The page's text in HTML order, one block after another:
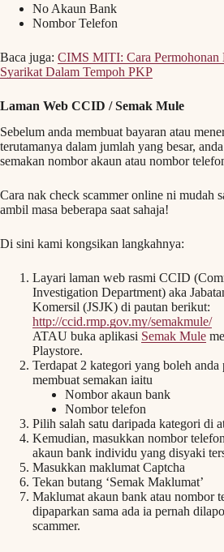
No Akaun Bank
Nombor Telefon
Baca juga: CIMS MITI: Cara Permohonan
Syarikat Dalam Tempoh PKP
Laman Web CCID / Semak Mule
Sebelum anda membuat bayaran atau
terutamanya dalam jumlah yang besar,
semakan nombor akaun atau nombor
Cara nak check scammer online ni mudah
ambil masa beberapa saat sahaja!
Di sini kami kongsikan langkahnya:
Layari laman web rasmi CCID
Investigation Department) aka
Komersil (JSJK) di pautan berikut:
http://ccid.rmp.gov.my/semakmule/
ATAU buka aplikasi Semak Mule
Playstore.
Terdapat 2 kategori yang boleh
membuat semakan iaitu
Nombor akaun bank
Nombor telefon
Pilih salah satu daripada kategori di
Kemudian, masukkan nombor
akaun bank individu yang disyaki
Masukkan maklumat Captcha
Tekan butang ‘Semak Maklumat’
Maklumat akaun bank atau nombor
dipaparkan sama ada ia pernah
scammer.